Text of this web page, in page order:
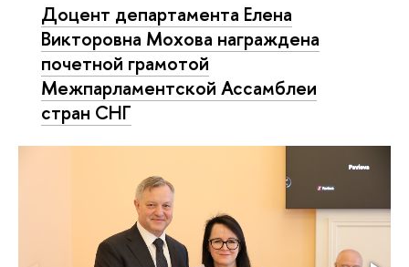
Доцент департамента Елена
Викторовна Мохова награждена
почетной грамотой
Межпарламентской Ассамблеи
стран СНГ